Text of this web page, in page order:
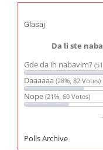
Glasaj
Da li ste
Gde da ih nabavim?
Daaaaaa (28%, 82 Votes)
Nope (21%, 60 Votes)
Polls Archive